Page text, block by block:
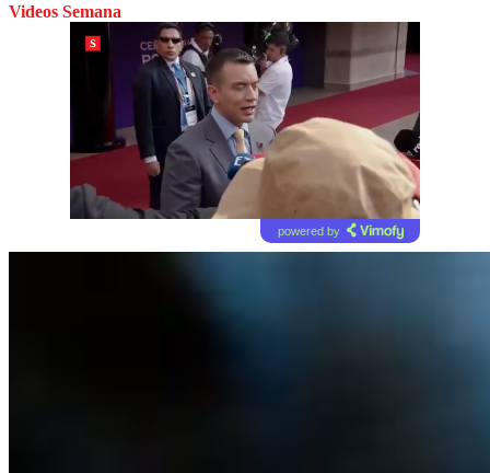
Videos Semana
powered by